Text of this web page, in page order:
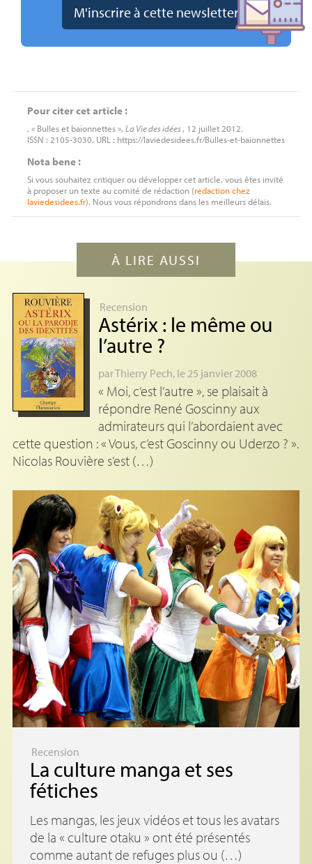
Pour citer cet article :
, « Bulles et baïonnettes », La Vie des idées, 12 juillet 2012.
ISSN : 2105-3030. URL : https://laviedesidees.fr/Bulles-et-baionnettes
Nota bene :
Si vous souhaitez critiquer ou développer cet article, vous êtes invité
à proposer un texte au comité de rédaction (redactionchez
laviedesidees.fr). Nous vous répondrons dans les meilleurs délais.
À LIRE AUSSI
Recension
Astérix : le même ou
l’autre ?
parThierry Pech, le 25 janvier 2008
« Moi, c’est l’autre », se plaisait à
répondre René Goscinny aux
admirateurs qui l’abordaient avec
cette question : « Vous, c’est Goscinny ou Uderzo ? ».
Nicolas Rouvière s’est (…)
Recension
La culture manga et ses
fétiches
Les mangas, les jeux vidéos et tous les avatars
de la « culture otaku » ont été présentés
comme autant de refuges plus ou (…)